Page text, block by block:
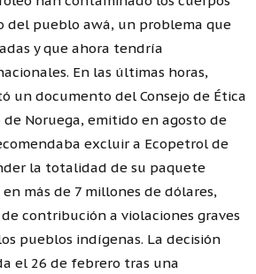
del pueblo awá, un problema que
y que ahora tendría
En las últimas horas,
un documento del Consejo de Ética
Noruega, emitido en agosto de
excluir a Ecopetrol de
la totalidad de su paquete
más de 7 millones de dólares,
contribución a violaciones graves
pueblos indígenas. La decisión
el 26 de febrero tras una